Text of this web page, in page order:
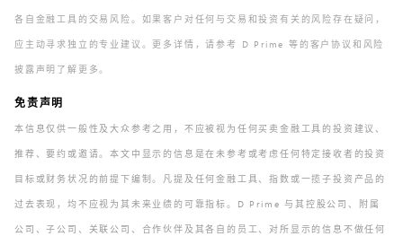
各自金融工具的交易风险。如果客户对任何与交易和投资有关的风险存在疑问，
应主动寻求独立的专业建议。更多详情，请参考 D Prime 等的客户协议和风险
披露声明了解更多。
免责声明
本信息仅供一般性及大众参考之用，不应被视为任何买卖金融工具的投资建议、
推荐、要约或邀请。本文中显示的信息是在未参考或考虑任何特定接收者的投资
目标或财务状况的前提下编制。凡提及任何金融工具、指数或一揽子投资产品的
过去表现，均不应视为其未来业绩的可靠指标。D Prime 与其控股公司、附属
公司、子公司、关联公司、合作伙伴及其各自的员工、对所显示的信息不做任何